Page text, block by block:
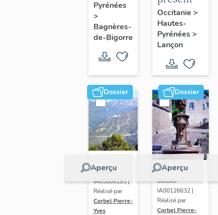
de
Bagnères-
de-
Bigorre
Pyrénées
>
Bagnères-
de-Bigorre
de la
commune
Occitanie >
Hautes-
Pyrénées>
Lançon
Dossier
Aperçu
Dossier
IA65000193 |
Réalisé par
Corbel Pierre-
Yves
Dossier
Aperçu
Dossier
IA00126632 |
Réalisé par
Corbel Pierre-